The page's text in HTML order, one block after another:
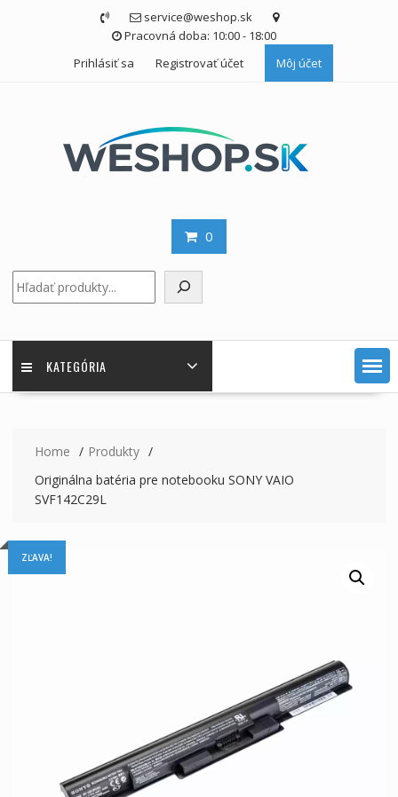
service@weshop.sk
Pracovná doba: 10:00 - 18:00
Prihlásiť sa
Registrovať účet Môj účet
0
KATEGÓRIA
Home
Produkty
Originálna batéria pre notebooku SONY VAIO
SVF142C29L
ZĽAVA!